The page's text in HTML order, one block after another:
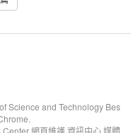
Science and Technology Bes
網頁維護.資訊中心 媒體